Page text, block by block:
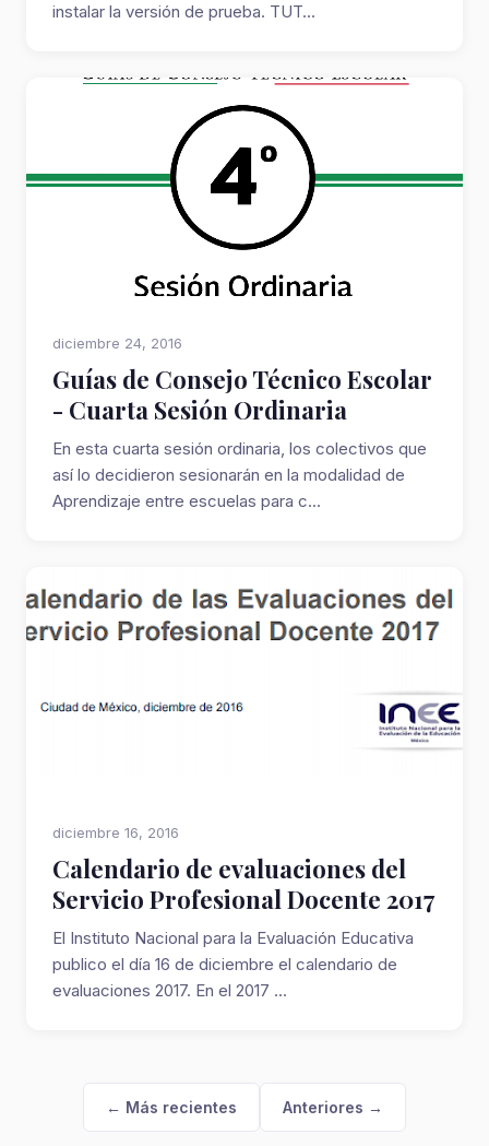
instalar la versión de prueba. TUT...
diciembre 24, 2016
Guías de Consejo Técnico Escolar
- Cuarta Sesión Ordinaria
En esta cuarta sesión ordinaria, los colectivos que
así lo decidieron sesionarán en la modalidad de
Aprendizaje entre escuelas para c...
diciembre 16, 2016
Calendario de evaluaciones del
Servicio Profesional Docente 2017
El Instituto Nacional para la Evaluación Educativa
publico el día 16 de diciembre el calendario de
evaluaciones 2017. En el 2017 ...
← Más recientes Anteriores →